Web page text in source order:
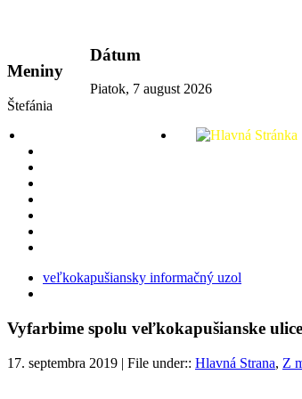
Meniny
Štefánia
Dátum
Piatok, 7 august 2026
veľkokapušiansky informačný uzol
Vyfarbime spolu veľkokapušianske
17. septembra 2019 | File under:: Hlavná Strana, Z